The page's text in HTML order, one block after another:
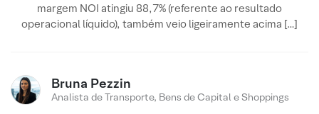
margem NOI atingiu 88,7% (referente ao resultado
operacional líquido), também veio ligeiramente acima […]
Bruna Pezzin
Analista de Transporte, Bens de Capital e Shoppings